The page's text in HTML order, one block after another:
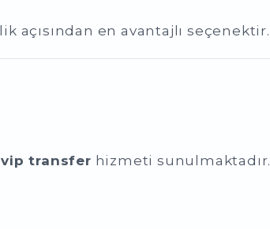
açısından en avantajlı seçenektir.
vip transfer hizmeti sunulmaktadır.